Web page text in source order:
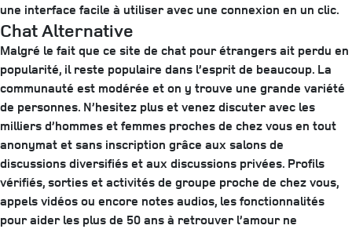
une interface facile à utiliser avec une connexion en un clic.
Chat Alternative
Malgré le fait que ce site de chat pour étrangers ait perdu en
popularité, il reste populaire dans l’esprit de beaucoup. La
communauté est modérée et on y trouve une grande variété
de personnes. N’hesitez plus et venez discuter avec les
milliers d’hommes et femmes proches de chez vous en tout
anonymat et sans inscription grâce aux salons de
discussions diversifiés et aux discussions privées. Profils
vérifiés, sorties et activités de groupe proche de chez vous,
appels vidéos ou encore notes audios, les fonctionnalités
pour aider les plus de 50 ans à retrouver l’amour ne